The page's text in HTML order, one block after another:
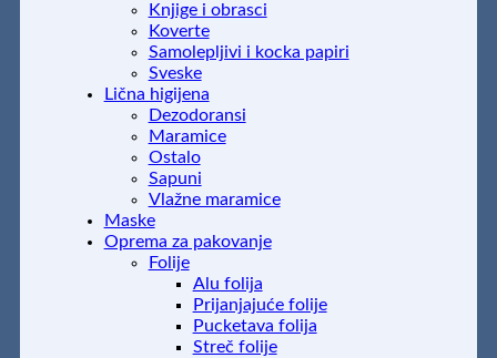
Knjige i obrasci
Koverte
Samolepljivi i kocka papiri
Sveske
Lična higijena
Dezodoransi
Maramice
Ostalo
Sapuni
Vlažne maramice
Maske
Oprema za pakovanje
Folije
Alu folija
Prijanjajuće folije
Pucketava folija
Streč folije